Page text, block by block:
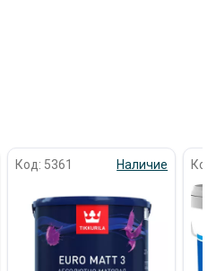
Код: 5361 Наличие